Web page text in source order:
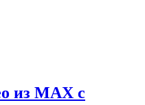
из MAX с